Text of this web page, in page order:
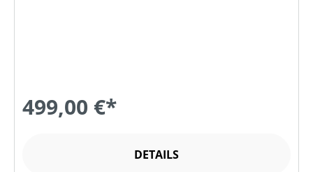
499,00 €*
DETAILS